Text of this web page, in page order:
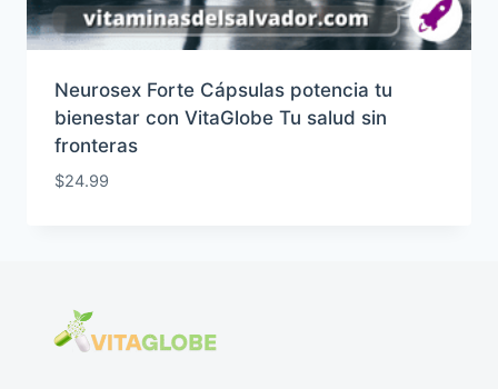
Neurosex Forte Cápsulas potencia tu
bienestar con VitaGlobe Tu salud sin
fronteras
$24.99